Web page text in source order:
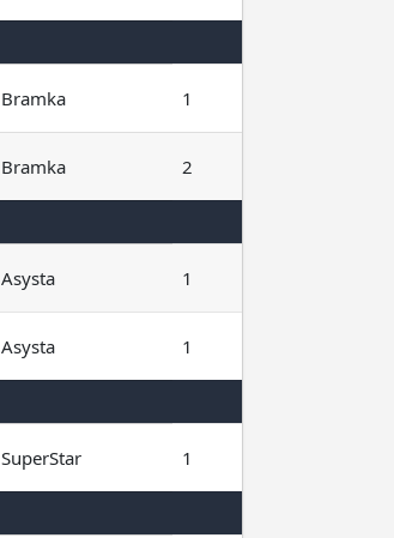
Bramka 1
Bramka 2
Asysta 1
Asysta 1
SuperStar 1